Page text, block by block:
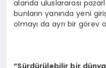
alanda uluslararası
bunların yanında yeni
olmayı da ayrı bir görev
“Sürdürülebilir bir